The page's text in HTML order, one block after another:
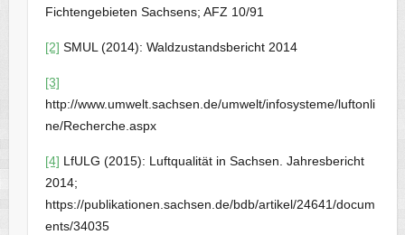
Fichtengebieten Sachsens; AFZ 10/91
[2] SMUL (2014): Waldzustandsbericht 2014
[3]
http://www.umwelt.sachsen.de/umwelt/infosysteme/luftonli
ne/Recherche.aspx
[4] LfULG (2015): Luftqualität in Sachsen. Jahresbericht
2014;
https://publikationen.sachsen.de/bdb/artikel/24641/docum
ents/34035